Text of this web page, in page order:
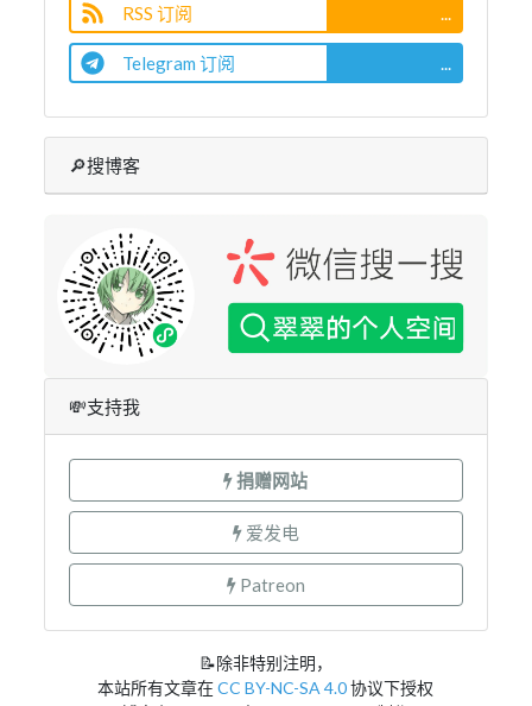
RSS 订阅
Telegram 订阅
🔎搜博客
💸支持我
捐赠网站
爱发电
Patreon
📝除非特别注明，
本站所有文章在CC BY-NC-SA 4.0协议下授权